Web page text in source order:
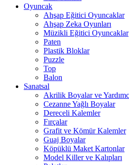
Oyuncak
Ahşap Eğitici Oyuncaklar
Ahşap Zeka Oyunları
Müzikli Eğitici Oyuncaklar
Paten
Plastik Bloklar
Puzzle
Top
Balon
Sanatsal
Akrilik Boyalar ve
Cezanne Yağlı Boyalar
Dereceli Kalemler
Fırçalar
Grafit ve Kömür Kalemler
Guaj Boyalar
Köpüklü Maket Kartonlar
Model Killer ve Kalıpları